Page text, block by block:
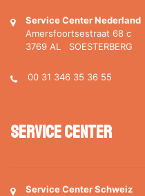
Service Center Nederland
Amersfoortsestraat 68 c
3769 AL SOESTERBERG
00 31 346 35 36 55
Service Center
Service Center Schweiz